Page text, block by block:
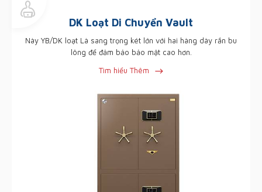
DK Loạt Di Chuyển Vault
Này YB/DK loạt Là sang trọng két lớn với hai hàng dày rắn bu
lông để đảm bảo bảo mật cao hơn.
Tìm hiểu Thêm